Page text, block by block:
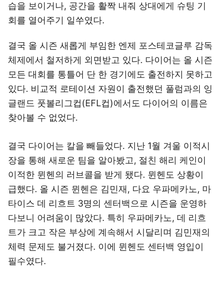
습을 보이거나, 공간을 활짝 내줘 상대에게 슈팅 기
회를 열어주기 일쑤였다.
결국 올 시즌 새롭게 부임한 엔제 포스테코글루 감독
체제에서 철저하게 외면받고 있다. 다이어는 올 시즌
모든 대회를 통틀어 단 한 경기에도 출전하지 못하고
있다. 비교적 로테이션 자원이 출전했던 풀럼과의 잉
글랜드 풋볼리그컵(EFL컵)에서도 다이어의 이름은
찾아볼 수 없었다.
결국 다이어는 칼을 빼들었다. 지난 1월 겨울 이적시
장을 통해 새로운 팀을 알아봤고, 절친 해리 케인이
이적한 뮌헨의 러브콜을 받게 됐다. 뮌헨도 상황이
급했다. 올 시즌 뮌헨은 김민재, 다요 우파메카노, 마
타이스 데 리흐트 3명의 센터백으로 시즌을 운영하
다보니 어려움이 많았다. 특히 우파메카노, 데 리흐
트가 크고 작은 부상에 계속해서 시달리며 김민재의
체력 문제도 불거졌다. 이에 뮌헨도 센터백 영입이
필수였다.